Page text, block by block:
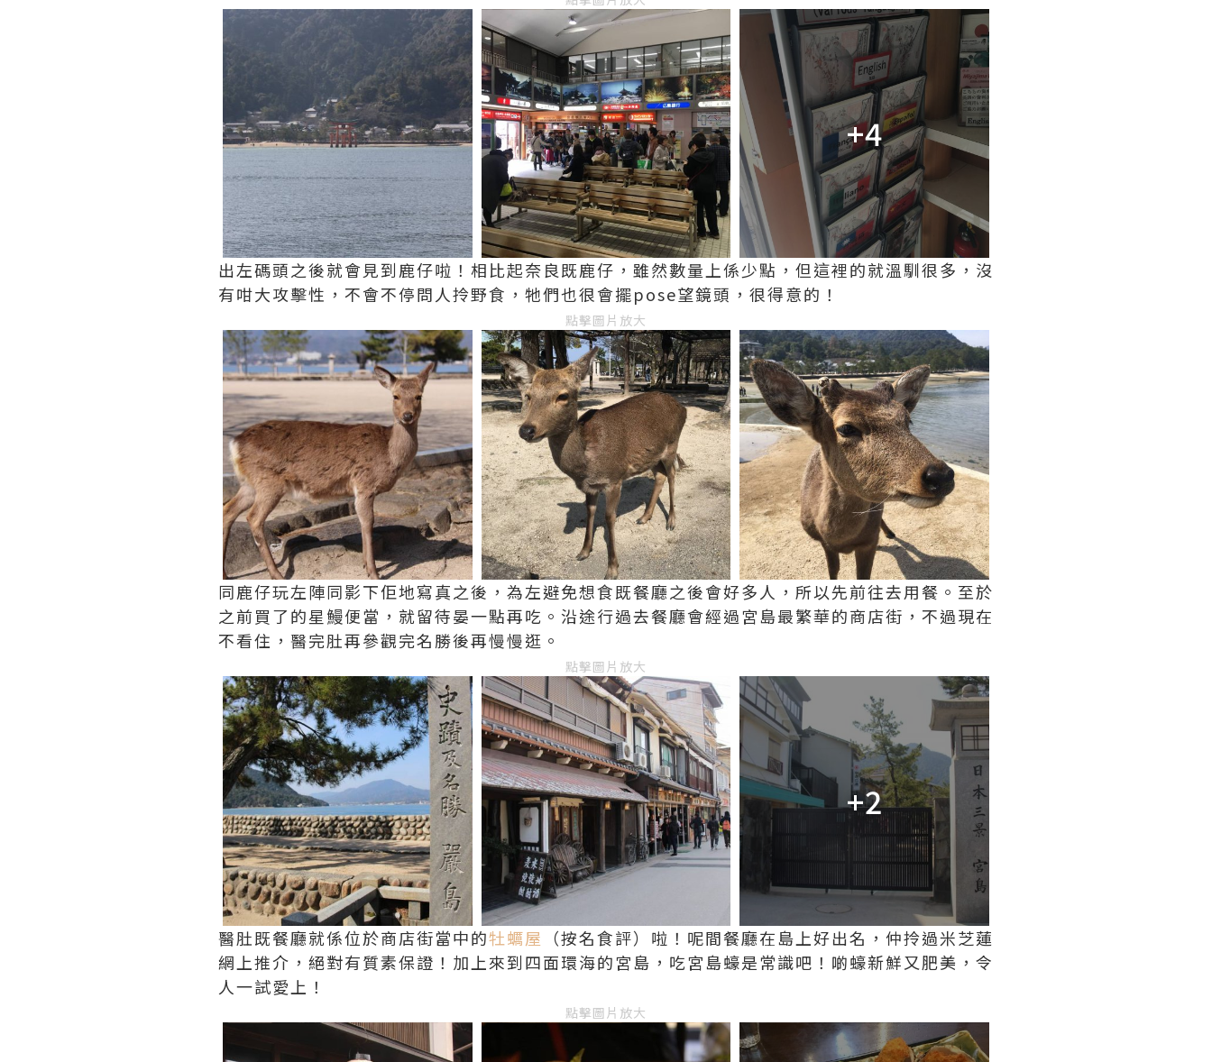
+4
出左碼頭之後就會見到鹿仔啦！相比起奈良既鹿仔，雖然數量上係少點，但這裡的就溫馴很多，沒
有咁大攻擊性，不會不停問人拎野食，牠們也很會擺pose望鏡頭，很得意的！
點擊圖片放大
同鹿仔玩左陣同影下佢地寫真之後，為左避免想食既餐廳之後會好多人，所以先前往去用餐。至於
之前買了的星鰻便當，就留待晏一點再吃。沿途行過去餐廳會經過宮島最繁華的商店街，不過現在
不看住，醫完肚再參觀完名勝後再慢慢逛。
點擊圖片放大
+2
醫肚既餐廳就係位於商店街當中的牡蠣屋 （按名食評）啦！呢間餐廳在島上好出名，仲拎過米芝蓮
網上推介，絕對有質素保證！加上來到四面環海的宮島，吃宮島蠔是常識吧！啲蠔新鮮又肥美，令
人一試愛上！
點擊圖片放大